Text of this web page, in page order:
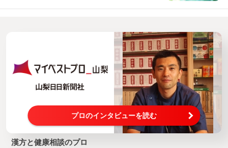
プロのインタビューを読む
漢方と健康相談のプロ